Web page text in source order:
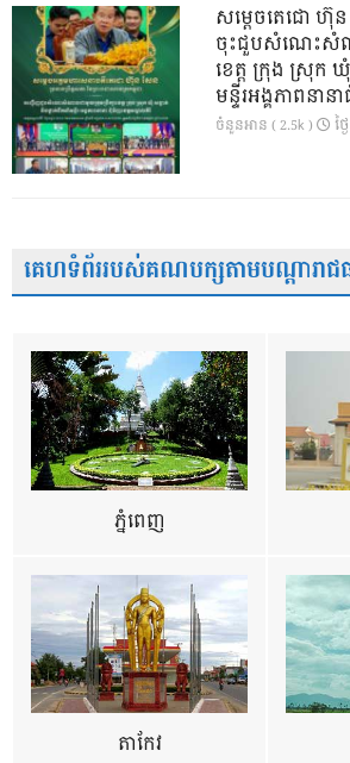
សម្តេចតេជោ ហ៊ុ
ចុះជួបសំណេះសំ
ខេត្ត ក្រុង ស្រុក
មន្ទីរអង្គភាពនា
ចំនួនអាន ( 2.5k ) ថ្
គេហទំព័ររបស់គណបក្សតាមបណ្តារាជធ
ភ្នំពេញ
តាកែវ